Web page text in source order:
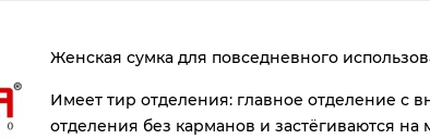
Женская сумка для повседневного
Имеет тир отделения: главное отделение с
отделения без карманов и застёгиваются на